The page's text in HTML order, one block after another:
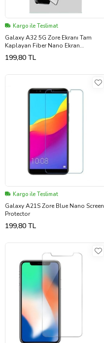
Kargo ile Teslimat
Galaxy A32 5G Zore Ekranı Tam
Kaplayan Fiber Nano Ekran
Koruyucu (Siyah)
199,80 TL
Kargo ile Teslimat
Galaxy A21S Zore Blue Nano Screen
Protector
199,80 TL